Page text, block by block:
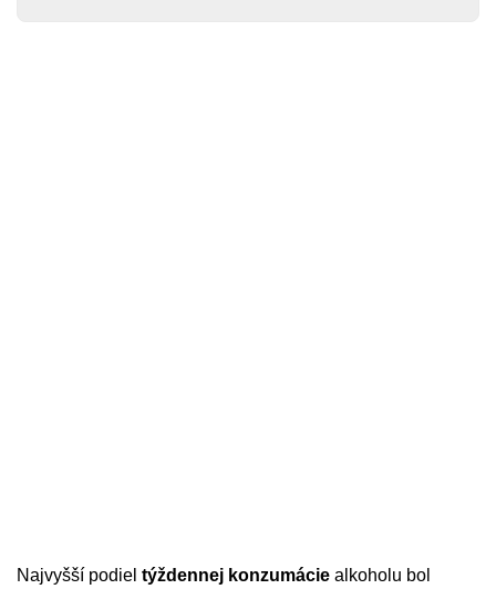
Najvyšší podiel týždennej konzumácie alkoholu bol